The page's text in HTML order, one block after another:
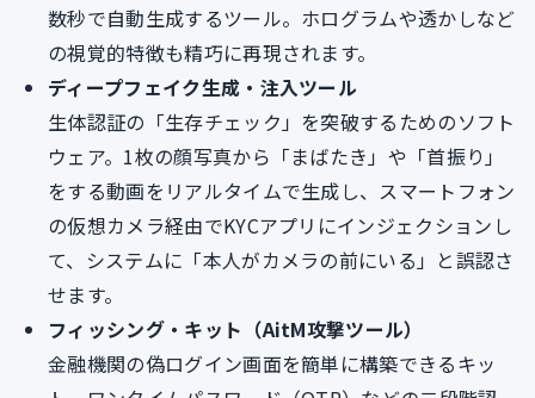
数秒で自動生成するツール。ホログラムや透かしなど
の視覚的特徴も精巧に再現されます。
ディープフェイク生成・注入ツール
生体認証の「生存チェック」を突破するためのソフト
ウェア。1枚の顔写真から「まばたき」や「首振り」
をする動画をリアルタイムで生成し、スマートフォン
の仮想カメラ経由でKYCアプリにインジェクションし
て、システムに「本人がカメラの前にいる」と誤認さ
せます。
フィッシング・キット（AitM攻撃ツール）
金融機関の偽ログイン画面を簡単に構築できるキッ